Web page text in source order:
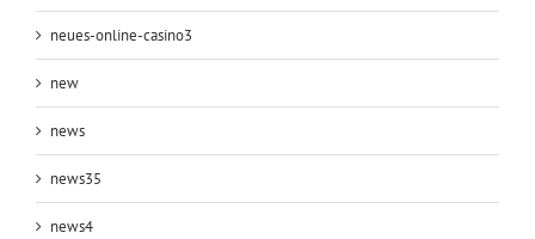
neues-online-casino3
new
news
news35
news4